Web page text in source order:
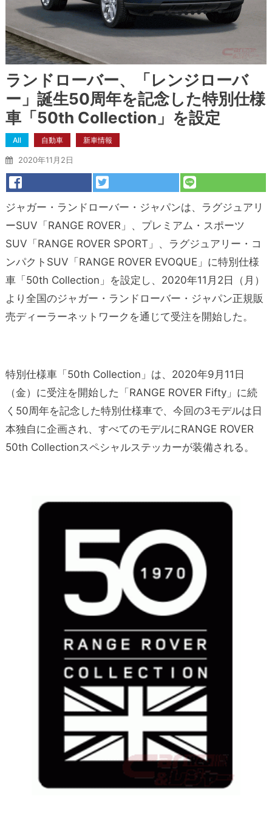
ランドローバー、「レンジローバ
ー」誕生50周年を記念した特別仕様
車「50th Collection」を設定
All 自動車 新車情報
2020年11月2日
ジャガー・ランドローバー・ジャパンは、ラグジュアリ
ーSUV「RANGE ROVER」、プレミアム・スポーツ
SUV「RANGE ROVER SPORT」、ラグジュアリー・コ
ンパクトSUV「RANGE ROVER EVOQUE」に特別仕様
車「50th Collection」を設定し、2020年11月2日（月）
より全国のジャガー・ランドローバー・ジャパン正規販
売ディーラーネットワークを通じて受注を開始した。
特別仕様車「50th Collection」は、2020年9月11日
（金）に受注を開始した「RANGE ROVER Fifty」に続
く50周年を記念した特別仕様車で、今回の3モデルは日
本独自に企画され、すべてのモデルにRANGE ROVER
50th Collectionスペシャルステッカーが装備される。